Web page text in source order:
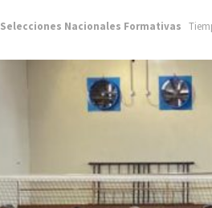
Selecciones Nacionales Formativas